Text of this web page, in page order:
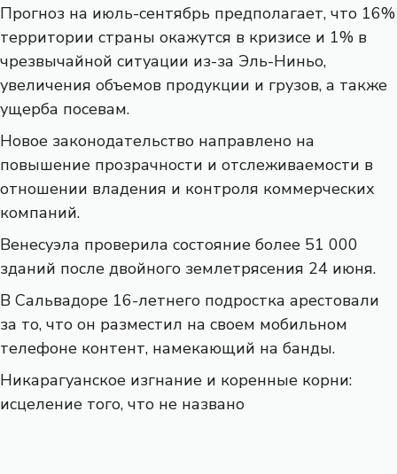
Прогноз на июль-сентябрь предполагает, что 16%
территории страны окажутся в кризисе и 1% в
чрезвычайной ситуации из-за Эль-Ниньо,
увеличения объемов продукции и грузов, а также
ущерба посевам.
Новое законодательство направлено на
повышение прозрачности и отслеживаемости в
отношении владения и контроля коммерческих
компаний.
Венесуэла проверила состояние более 51 000
зданий после двойного землетрясения 24 июня.
В Сальвадоре 16-летнего подростка арестовали
за то, что он разместил на своем мобильном
телефоне контент, намекающий на банды.
Никарагуанское изгнание и коренные корни:
исцеление того, что не названо